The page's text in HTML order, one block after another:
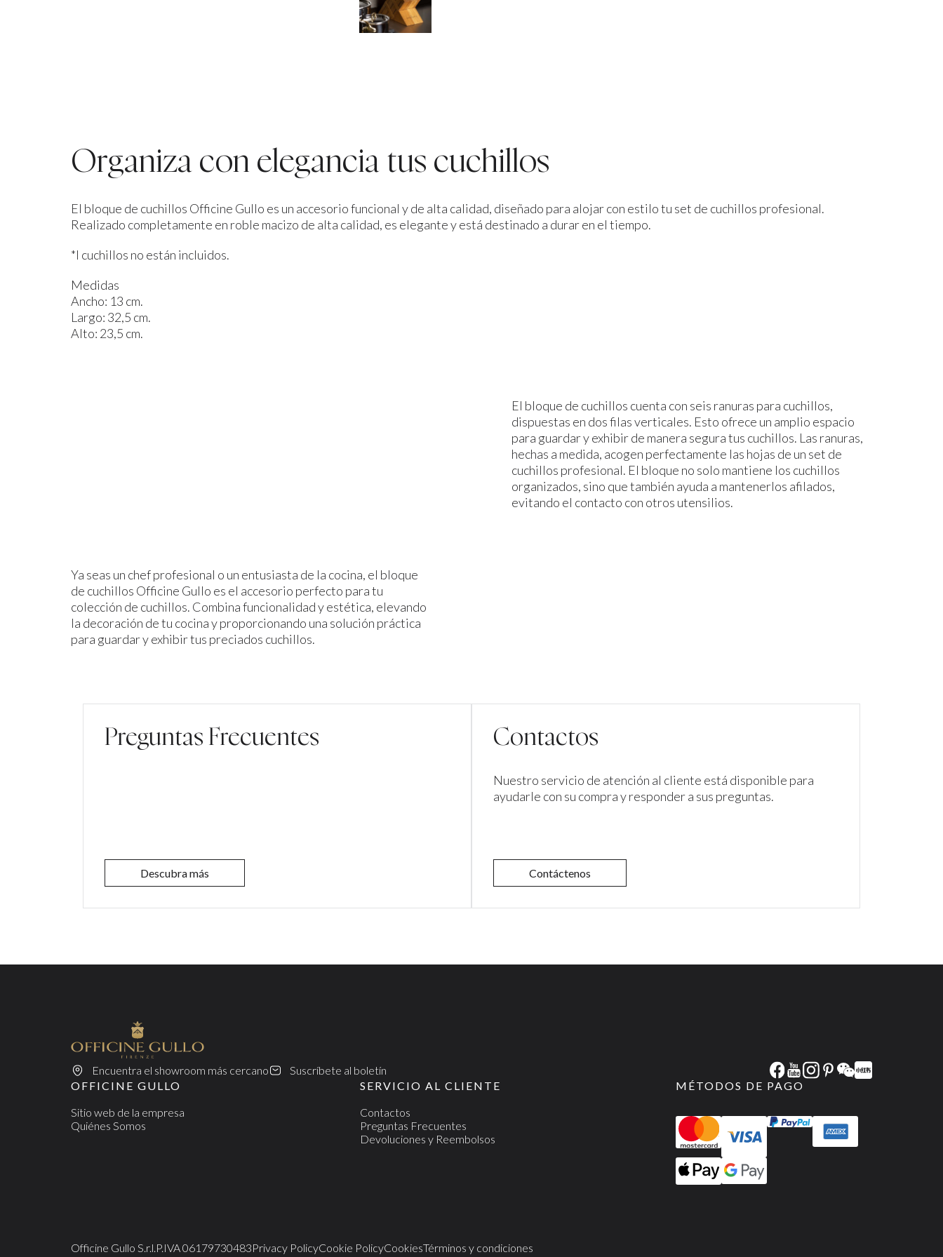
Organiza con elegancia tus cuchillos
El bloque de cuchillos Officine Gullo es un accesorio funcional y de alta calidad, diseñado para alojar con estilo tu set de cuchillos profesional.
Realizado completamente en roble macizo de alta calidad, es elegante y está destinado a durar en el tiempo.
*I cuchillos no están incluidos.
Medidas
Ancho: 13 cm.
Largo: 32,5 cm.
Alto: 23,5 cm.
El bloque de cuchillos cuenta con seis ranuras para cuchillos,
dispuestas en dos filas verticales. Esto ofrece un amplio espacio
para guardar y exhibir de manera segura tus cuchillos. Las ranuras,
hechas a medida, acogen perfectamente las hojas de un set de
cuchillos profesional. El bloque no solo mantiene los cuchillos
organizados, sino que también ayuda a mantenerlos afilados,
evitando el contacto con otros utensilios.
Ya seas un chef profesional o un entusiasta de la cocina, el bloque
de cuchillos Officine Gullo es el accesorio perfecto para tu
colección de cuchillos. Combina funcionalidad y estética, elevando
la decoración de tu cocina y proporcionando una solución práctica
para guardar y exhibir tus preciados cuchillos.
Preguntas Frecuentes
Descubra más
Contactos
Nuestro servicio de atención al cliente está disponible para
ayudarle con su compra y responder a sus preguntas.
Contáctenos
Encuentra el showroom más cercano
Suscríbete al boletín
OFFICINE GULLO
Sitio web de la empresa
Quiénes Somos
SERVICIO AL CLIENTE
Contactos
Preguntas Frecuentes
Devoluciones y Reembolsos
MÉTODOS DE PAGO
Officine Gullo S.r.l.P.IVA 06179730483Privacy PolicyCookie PolicyCookiesTérminos y condiciones